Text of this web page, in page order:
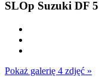
SLOp Suzuki DF
Pokaż galerię 4 zdjęć »